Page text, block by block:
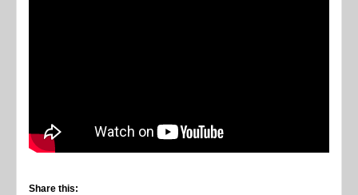
Share this: